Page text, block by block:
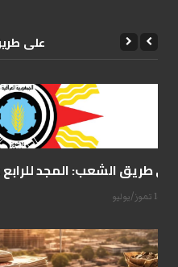
علی
على طريق الشعب: المجد
14 تموز/يوليو